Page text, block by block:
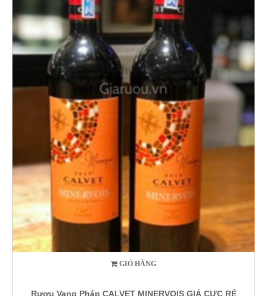
GIỎ HÀNG
Rượu Vang Pháp CALVET MINERVOIS GIÁ CỰC RẺ